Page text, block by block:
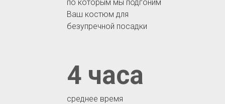
среднее время
4 часа
по которым мы подгоним
Ваш костюм для
безупречной посадки